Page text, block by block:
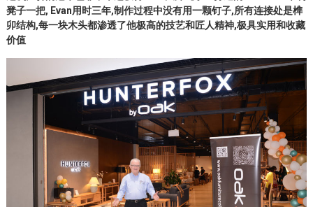
凳子一把, Evan用时三年,制作过程中没有用一颗钉子,所有连接处是榫
卯结构,每一块木头都渗透了他极高的技艺和匠人精神,极具实用和收藏
价值